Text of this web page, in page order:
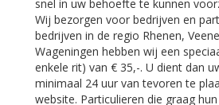
snel in uw behoefte te kunnen
Wij bezorgen voor bedrijven en
bedrijven in de regio Rhenen,
Wageningen hebben wij een
enkele rit) van € 35,-. U dient dan
minimaal 24 uur van tevoren te
website. Particulieren die graag